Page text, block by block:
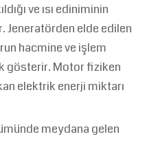
ve ısı ediniminin
Jeneratörden elde edilen
hacmine ve işlem
gösterir. Motor fiziken
elektrik enerji miktarı
meydana gelen